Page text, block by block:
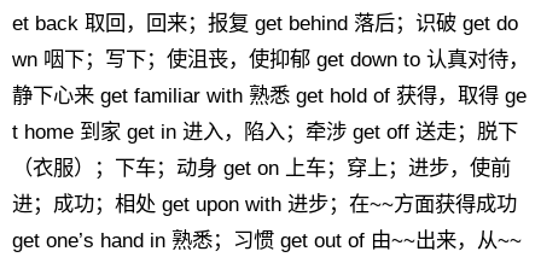
et back 取回，回来；报复 get behind 落后；识破 get do
wn 咽下；写下；使沮丧，使抑郁 get down to 认真对待，
静下心来 get familiar with 熟悉 get hold of 获得，取得 ge
t home 到家 get in 进入，陷入；牵涉 get off 送走；脱下
（衣服）；下车；动身 get on 上车；穿上；进步，使前
进；成功；相处 get upon with 进步；在~~方面获得成功
get one’s hand in 熟悉；习惯 get out of 由~~出来，从~~